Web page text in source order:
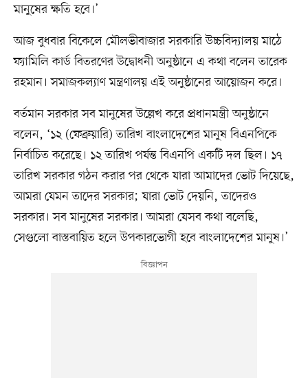
মানুষের ক্ষতি হবে।’
আজ বুধবার বিকেলে মৌলভীবাজার সরকারি উচ্চবিদ্যালয় মাঠে
ফ্যামিলি কার্ড বিতরণের উদ্বোধনী অনুষ্ঠানে এ কথা বলেন তারেক
রহমান। সমাজকল্যাণ মন্ত্রণালয় এই অনুষ্ঠানের আয়োজন করে।
বর্তমান সরকার সব মানুষের উল্লেখ করে প্রধানমন্ত্রী অনুষ্ঠানে
বলেন, ‘১২ (ফেব্রুয়ারি) তারিখ বাংলাদেশের মানুষ বিএনপিকে
নির্বাচিত করেছে। ১২ তারিখ পর্যন্ত বিএনপি একটি দল ছিল। ১৭
তারিখ সরকার গঠন করার পর থেকে যারা আমাদের ভোট দিয়েছে,
আমরা যেমন তাদের সরকার; যারা ভোট দেয়নি, তাদেরও
সরকার। সব মানুষের সরকার। আমরা যেসব কথা বলেছি,
সেগুলো বাস্তবায়িত হলে উপকারভোগী হবে বাংলাদেশের মানুষ।’